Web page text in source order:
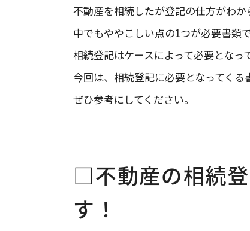
不動産を相続したが登記の仕方がわか
中でもややこしい点の1つが必要書類で
相続登記はケースによって必要となっ
今回は、相続登記に必要となってくる
ぜひ参考にしてください。
□不動産の相続
す！